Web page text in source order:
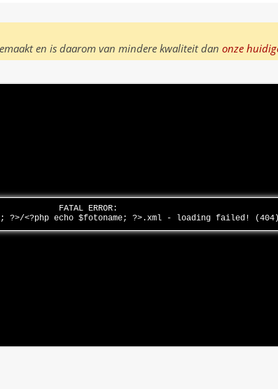
en is daarom van mindere kwaliteit dan onze
FATAL ERROR:
?>/<?php echo $fotoname; ?>.xml - loading failed!